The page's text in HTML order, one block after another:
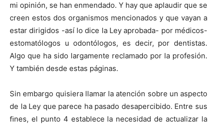
mi opinión, se han enmendado. Y hay que aplaudir que se
creen estos dos organismos mencionados y que vayan a
estar dirigidos -así lo dice la Ley aprobada- por médicos-
estomatólogos u odontólogos, es decir, por dentistas.
Algo que ha sido largamente reclamado por la profesión.
Y también desde estas páginas.
Sin embargo quisiera llamar la atención sobre un aspecto
de la Ley que parece ha pasado desapercibido. Entre sus
ﬁnes, el punto 4 establece la necesidad de actualizar la